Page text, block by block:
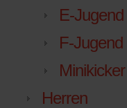
E-Jugend
F-Jugend
Minikicker
Herren